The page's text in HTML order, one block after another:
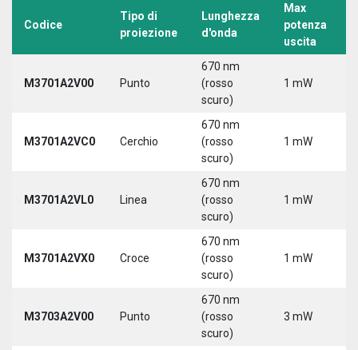
Codice
Tipo di
proiezione
Lunghezza
d'onda
Max
potenza
uscita
M3701A2V00 Punto
670 nm
(rosso
scuro)
1 mW
M3701A2VC0 Cerchio
670 nm
(rosso
scuro)
1 mW
M3701A2VL0 Linea
670 nm
(rosso
scuro)
1 mW
M3701A2VX0 Croce
670 nm
(rosso
scuro)
1 mW
M3703A2V00 Punto
670 nm
(rosso
scuro)
3 mW